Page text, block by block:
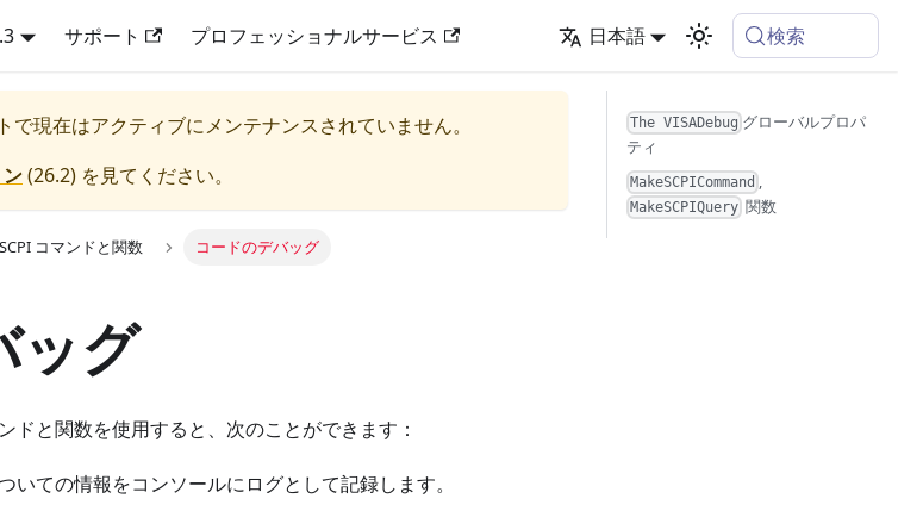
サポート プロフェッショナルサービス 日本語 検索
で現在はアクティブにメンテナンスされていません。
(26.2) を見てください。
コマンドと関数 コードのデバッグ
ッグ
ドと関数を使用すると、次のことができます：
いての情報をコンソールにログとして記録します。
The VISADebug グローバルプロパ
ティ
MakeSCPICommand ,
MakeSCPIQuery 関数